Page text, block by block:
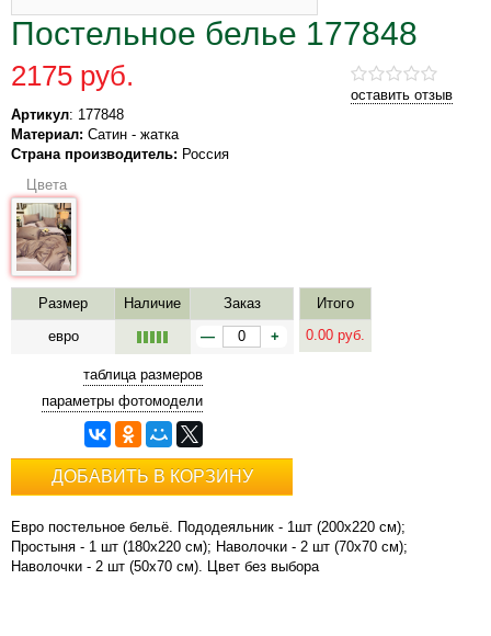
Постельное белье 177848
оставить отзыв
2175 руб.
Артикул: 177848
Материал: Сатин - жатка
Страна производитель: Россия
Цвета
Размер Наличие
Заказ
евро
— +
Итого
0.00 руб.
таблица размеров
параметры фотомодели
ДОБАВИТЬ В КОРЗИНУ
Евро постельное бельё. Пододеяльник - 1шт (200х220 см);
Простыня - 1 шт (180х220 см); Наволочки - 2 шт (70х70 см);
Наволочки - 2 шт (50х70 см). Цвет без выбора